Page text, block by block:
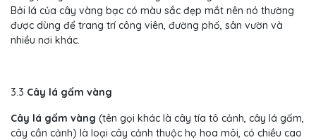
Bởi lá của cây vàng bạc có màu sắc đẹp mắt nên nó thường
được dùng để trang trí công viên, đường phố, sân vườn và
nhiều nơi khác.
3.3 Cây lá gấm vàng
Cây lá gấm vàng (tên gọi khác là cây tía tô cảnh, cây lá gấm,
cây cần cảnh) là loại cây cảnh thuộc họ hoa môi, có chiều cao